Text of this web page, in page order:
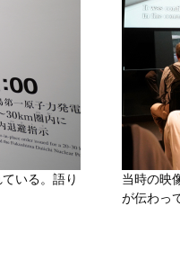
いる。語り
当時の映
が伝わっ